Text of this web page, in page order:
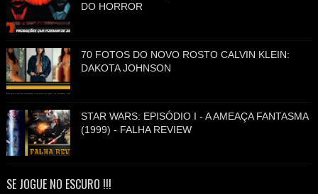
DO HORROR
70 FOTOS DO NOVO ROSTO CALVIN KLEIN:
DAKOTA JOHNSON
STAR WARS: EPISÓDIO I - A AMEAÇA FANTASMA
(1999) - FALHA REVIEW
SE JOGUE NO ESCURO !!!